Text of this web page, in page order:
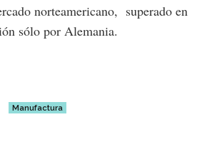
norteamericano, superado en
sólo por Alemania.
Manufactura